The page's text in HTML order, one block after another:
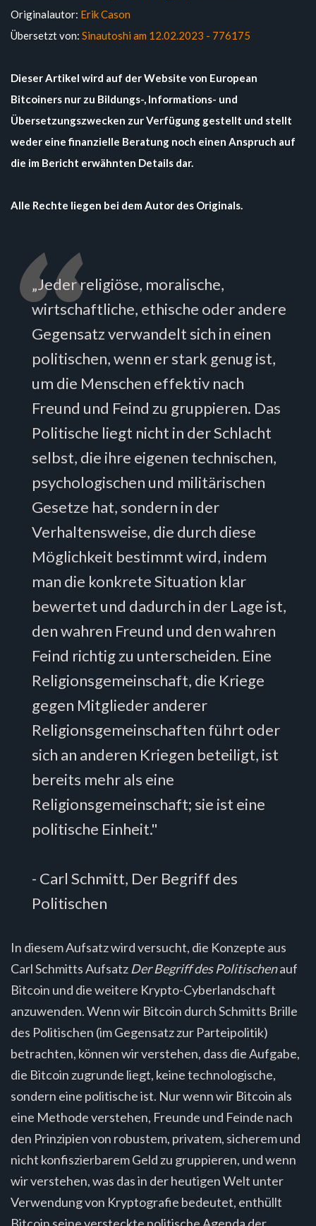
Originalautor: Erik Cason
Übersetzt von: Sinautoshi am 12.02.2023 - 776175
Dieser Artikel wird auf der Website von European
Bitcoiners nur zu Bildungs-, Informations- und
Übersetzungszwecken zur Verfügung gestellt und stellt
weder eine finanzielle Beratung noch einen Anspruch auf
die im Bericht erwähnten Details dar.
Alle Rechte liegen bei dem Autor des Originals.
„Jeder religiöse, moralische,
wirtschaftliche, ethische oder andere
Gegensatz verwandelt sich in einen
politischen, wenn er stark genug ist,
um die Menschen effektiv nach
Freund und Feind zu gruppieren. Das
Politische liegt nicht in der Schlacht
selbst, die ihre eigenen technischen,
psychologischen und militärischen
Gesetze hat, sondern in der
Verhaltensweise, die durch diese
Möglichkeit bestimmt wird, indem
man die konkrete Situation klar
bewertet und dadurch in der Lage ist,
den wahren Freund und den wahren
Feind richtig zu unterscheiden. Eine
Religionsgemeinschaft, die Kriege
gegen Mitglieder anderer
Religionsgemeinschaften führt oder
sich an anderen Kriegen beteiligt, ist
bereits mehr als eine
Religionsgemeinschaft; sie ist eine
politische Einheit."
- Carl Schmitt, Der Begriff des
Politischen
In diesem Aufsatz wird versucht, die Konzepte aus
Carl Schmitts Aufsatz Der Begriff des Politischenauf
Bitcoin und die weitere Krypto-Cyberlandschaft
anzuwenden. Wenn wir Bitcoin durch Schmitts Brille
des Politischen (im Gegensatz zur Parteipolitik)
betrachten, können wir verstehen, dass die Aufgabe,
die Bitcoin zugrunde liegt, keine technologische,
sondern eine politische ist. Nur wenn wir Bitcoin als
eine Methode verstehen, Freunde und Feinde nach
den Prinzipien von robustem, privatem, sicherem und
nicht konfiszierbarem Geld zu gruppieren, und wenn
wir verstehen, was das in der heutigen Welt unter
Verwendung von Kryptografie bedeutet, enthüllt
Bitcoin seine versteckte politische Agenda der